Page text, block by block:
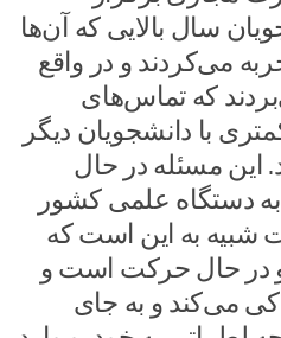
سال بالایی که آن‌ها
می‌کردند و در واقع
که تماس‌های
با دانشجویان دیگر
این مسئله در حال
دستگاه علمی کشور
شبیه به این است که
در حال حرکت است و
می‌کند و به جای